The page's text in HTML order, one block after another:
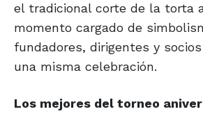
el tradicional corte de la torta
momento cargado de
fundadores, dirigentes y
una misma celebración.
Los mejores del torneo